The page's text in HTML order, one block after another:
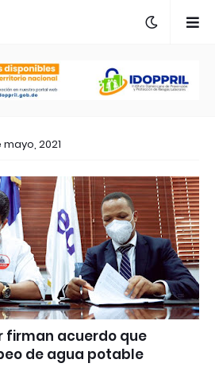
2021
firman acuerdo que
de agua potable